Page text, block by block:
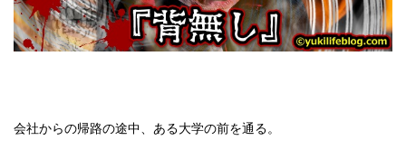
会社からの帰路の途中、ある大学の前を通る。